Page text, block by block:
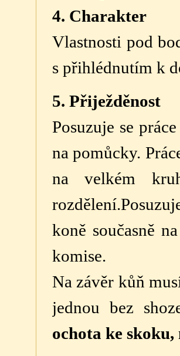
4. Charakter
Vlastnosti pod
s přihlédnutím k
5. Přiježděnost
Posuzuje se
na pomůcky.
na velkém
rozdělení.
koně současně
komise.
Na závěr kůň
jednou bez
ochota ke